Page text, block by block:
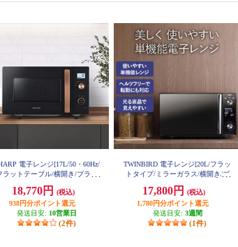
電子レンジ[17L/50・60Hz/
ラットテーブル/横開き/ブラッ
18,770円
(税込)
938円分ポイント還元
発送目安: 10営業日
(2件)
TWINBIRD 電子レンジ[20L/フラッ
トタイプ/ミラーガラス/横開き/ブ
17,800円
(税込)
1,780円分ポイント還元
発送目安: 3週間
(1件)